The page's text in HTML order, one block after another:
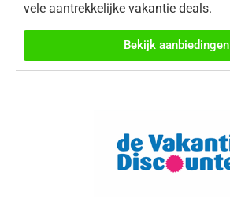
vele aantrekkelijke vakantie deals.
Bekijk aanbiedingen